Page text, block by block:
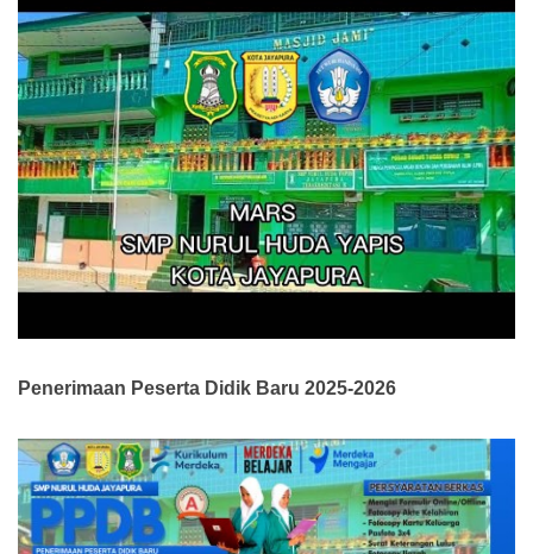
Penerimaan Peserta Didik Baru 2025-2026